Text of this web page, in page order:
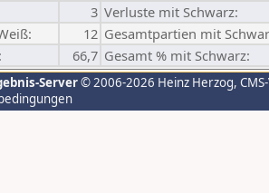
3 Verluste mit Schwarz:
12 Gesamtpartien mit
66,7 Gesamt % mit Schwarz:
Server© 2006-2026 Heinz Herzog,